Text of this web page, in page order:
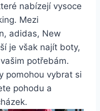
nabízejí vysoce
⁤Mezi
adidas, New
je však⁣ najít​ boty,
potřebám.⁢
pomohou vybrat si
pohodu a